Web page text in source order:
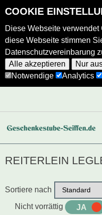
COOKIE
Diese Webseite
diese Webseite stimmen
Datenschutzvereinbarung
Alle akzeptieren
Nur
Notwendige
Analytics
Alle Produkte
REITERLEIN
Sortiere nach
Nicht vorrättig JA